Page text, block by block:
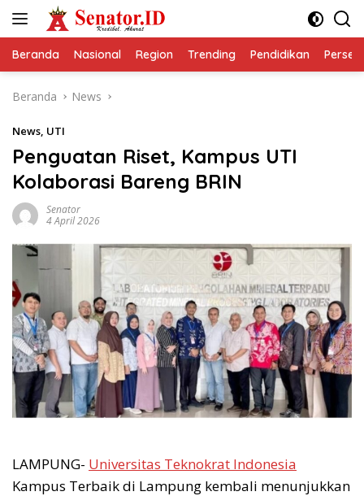
Beranda Nasional Region Trending Pendidikan
Beranda News
News, UTI
Penguatan Riset, Kampus UTI
Kolaborasi Bareng BRIN
Senator
4 April 2026
LAMPUNG- Universitas Teknokrat Indonesia
Kampus Terbaik di Lampung kembali menunjukkan